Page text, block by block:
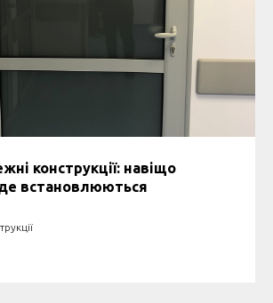
конструкції: навіщо
де встановлюються